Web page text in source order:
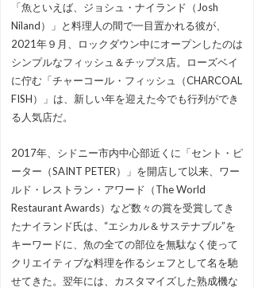
「魚といえば、ジョシュ・ナイランド（Josh
Niland）」と料理人の間で一目置かれる彼が、
2021年９月、ロックダウン中にオープンしたのは
シンプルなフィッシュ＆チップス店。ローズベイ
に佇む「チャーコール・フィッシュ（CHARCOAL
FISH）」は、新しい年を迎えた今でも行列ができ
る人気店だ。
2017年、シドニー市内中心部近くに「セント・ピ
ーター（SAINT PETER）」を開店して以来、ワー
ルド・レストラン・アワード（The World
Restaurant Awards）など数々の賞を受賞してき
たナイランド氏は、“エシカル＆サステナブル”を
キーワードに、魚の全ての部位を無駄なく使って
クリエイティブな料理を作るシェフとして名を馳
せてきた。翌年には、カスタマイズした熟成機な